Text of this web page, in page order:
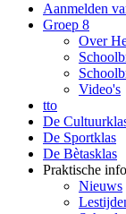
Aanmelden
Groep 8
Over
Video's
tto
De
De Sportklas
De Bètasklas
Praktische
Nieuws